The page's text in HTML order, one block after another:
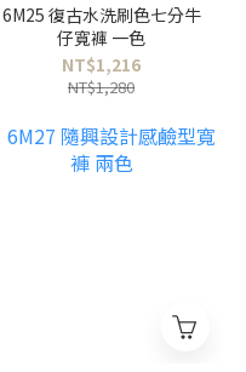
6M25 復古水洗刷色七分牛
仔寬褲 一色
NT$1,216
NT$1,280